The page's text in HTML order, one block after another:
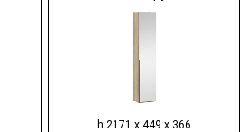
h 2171 х 449 х 366